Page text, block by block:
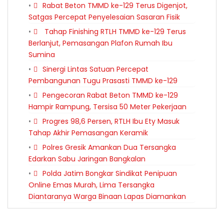
Rabat Beton TMMD ke-129 Terus Digenjot,
Satgas Percepat Penyelesaian Sasaran Fisik
Tahap Finishing RTLH TMMD ke-129 Terus
Berlanjut, Pemasangan Plafon Rumah Ibu
Sumina
Sinergi Lintas Satuan Percepat
Pembangunan Tugu Prasasti TMMD ke-129
Pengecoran Rabat Beton TMMD ke-129
Hampir Rampung, Tersisa 50 Meter Pekerjaan
Progres 98,6 Persen, RTLH Ibu Ety Masuk
Tahap Akhir Pemasangan Keramik
Polres Gresik Amankan Dua Tersangka
Edarkan Sabu Jaringan Bangkalan
Polda Jatim Bongkar Sindikat Penipuan
Online Emas Murah, Lima Tersangka
Diantaranya Warga Binaan Lapas Diamankan